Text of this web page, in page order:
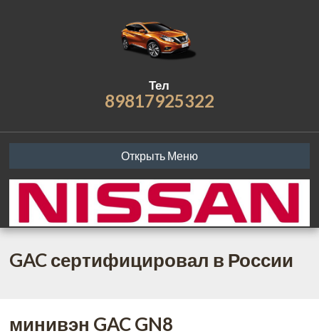
Тел
89817925322
Открыть Меню
GAC сертифицировал в России
минивэн GAC GN8